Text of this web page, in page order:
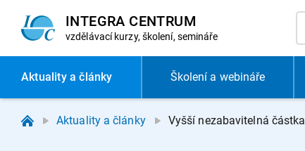
INTEGRA CENTRUM
vzdělávací kurzy, školení, semináře
Aktualitya články Školení a webináře
Aktuality a články Vyšší nezabavitelná částka